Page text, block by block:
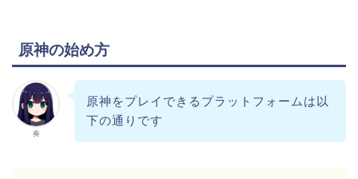
原神の始め方
奏
原神をプレイできるプラットフォームは以
下の通りです